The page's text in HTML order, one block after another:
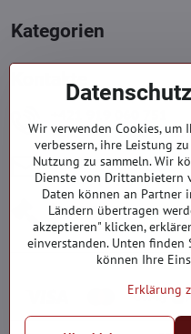
Kategorien
Kontakte
Mont. - Freit. : 09:00 - 15:00
info​@everlady​.eu
Non stop ( 24/7 )
Impressum
Firmendaten
Wir verwenden Cookies, um
verbessern, ihre Leistung
Nutzung zu sammeln. Wir
Dienste von Drittanbietern
Daten können an Partner
Ländern übertragen
akzeptieren" klicken,
einverstanden. Unten
können Ihre
Erklärung